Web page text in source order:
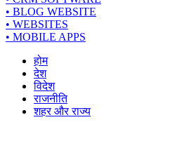
• BLOG WEBSITE
• WEBSITES
• MOBILE APPS
होम
देश
विदेश
राजनीति
शहर और राज्य